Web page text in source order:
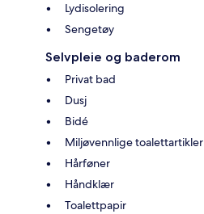
Lydisolering
Sengetøy
Selvpleie og baderom
Privat bad
Dusj
Bidé
Miljøvennlige toalettartikler
Hårføner
Håndklær
Toalettpapir